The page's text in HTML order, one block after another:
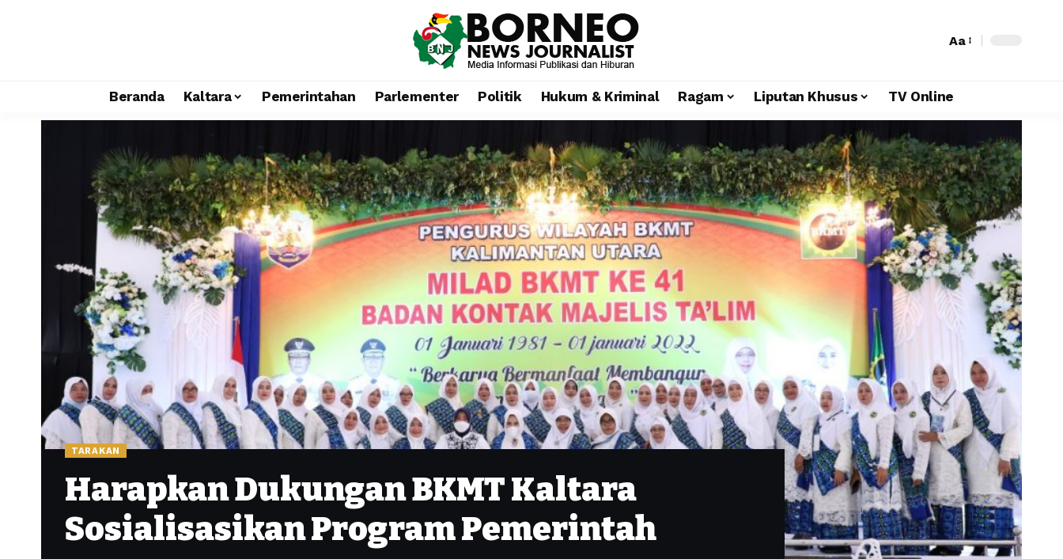
Aa
Beranda Kaltara Pemerintahan Parlementer Politik Hukum & Kriminal Ragam Liputan Khusus TV Online
TARAKAN
Harapkan Dukungan BKMT Kaltara
Sosialisasikan Program Pemerintah